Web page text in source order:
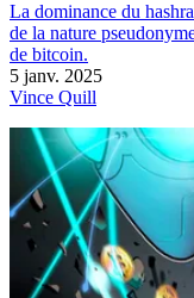
La dominance du
de la nature
de bitcoin.
5 janv. 2025
Vince Quill